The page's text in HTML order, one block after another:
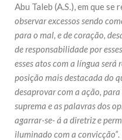
Abu Taleb (A.S.), em que
observar excessos sendo
para o mal, e de coração,
de responsabilidade por
esses atos com a língua será
posição mais destacada do
desaprovar com a ação,
suprema e as palavras dos
agarrar-se- á a diretriz e
iluminado com a convicção”.